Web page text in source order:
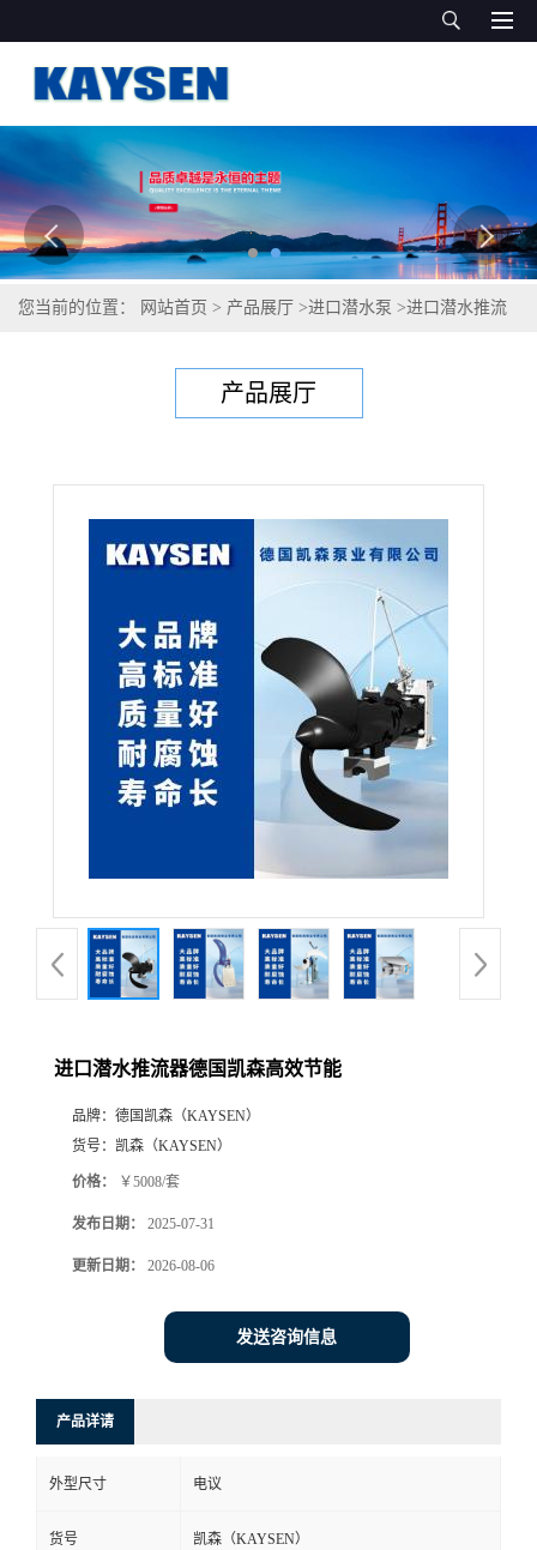
您当前的位置： 网站首页 > 产品展厅 >进口潜水泵 >进口潜水推流
产品展厅
进口潜水推流器德国凯森高效节能
品牌： 德国凯森（KAYSEN）
货号： 凯森（KAYSEN）
价格： ￥5008/套
发布日期： 2025-07-31
更新日期： 2026-08-06
发送咨询信息
产品详请
外型尺寸 电议
货号 凯森（KAYSEN）